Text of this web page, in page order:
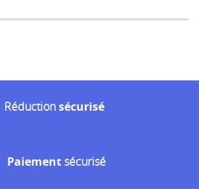
Réductionsécurisé
Paiementsécurisé